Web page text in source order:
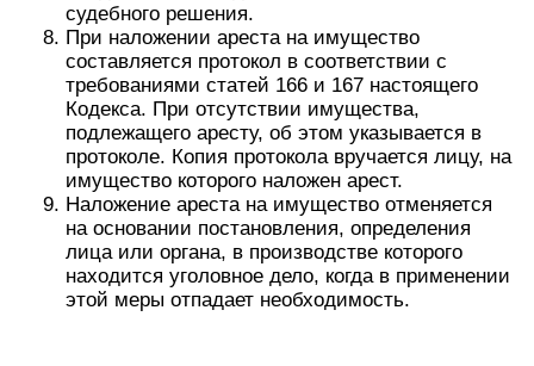
судебного решения.
При наложении ареста на имущество
составляется протокол в соответствии с
требованиями статей 166 и 167 настоящего
Кодекса. При отсутствии имущества,
подлежащего аресту, об этом указывается в
протоколе. Копия протокола вручается лицу, на
имущество которого наложен арест.
Наложение ареста на имущество отменяется
на основании постановления, определения
лица или органа, в производстве которого
находится уголовное дело, когда в применении
этой меры отпадает необходимость.